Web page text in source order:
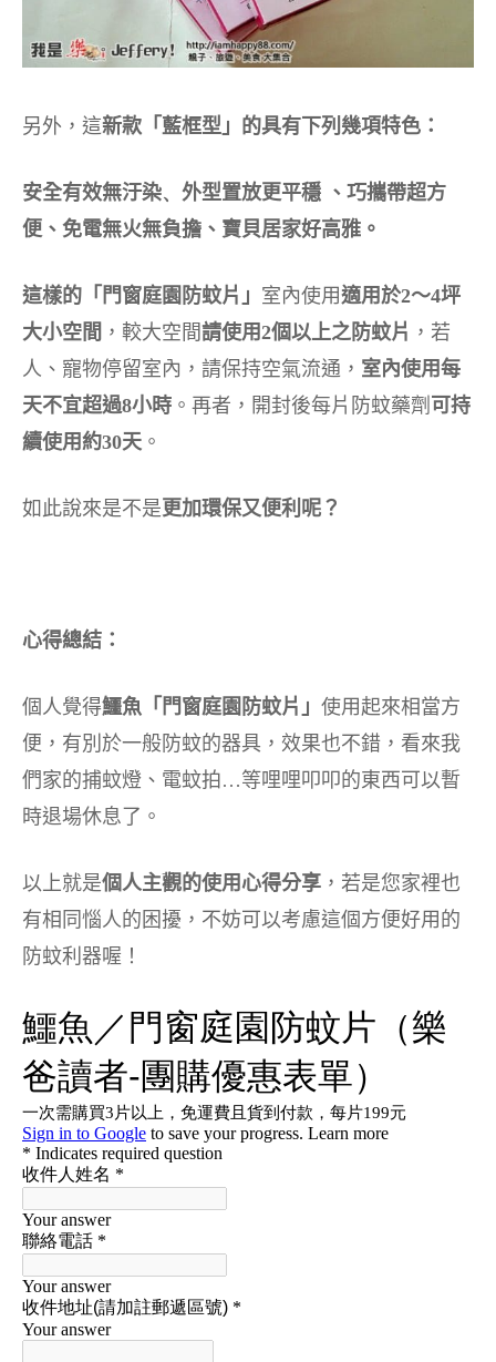
另外，這新款「藍框型」的具有下列幾項特色：
安全有效無汙染、 外型置放更平穩 、 巧攜帶超方
便、 免電無火無負擔、 寶貝居家好高雅。
這樣的「門窗庭園防蚊片」 室內使用適用於2～4坪
大小空間 ，較大空間請使用2個以上之防蚊片 ，若
人、寵物停留室內，請保持空氣流通， 室內使用每
天不宜超過8小時 。再者，開封後每片防蚊藥劑 可持
續使用約30天 。
如此說來是不是更加環保又便利呢？
心得總結：
個人覺得鱷魚「門窗庭園防蚊片」 使用起來相當方
便，有別於一般防蚊的器具，效果也不錯，看來我
們家的捕蚊燈、電蚊拍…等哩哩叩叩的東西可以暫
時退場休息了。
以上就是個人主觀的使用心得分享 ，若是您家裡也
有相同惱人的困擾，不妨可以考慮這個方便好用的
防蚊利器喔！